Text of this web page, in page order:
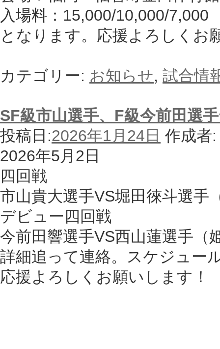
入場料：15,000/10,000/7,000
となります。応援よろしくお
カテゴリー: お知らせ, 試合情
SF級市山選手、F級今前田選
投稿日:2026年1月24日 作成者:
2026年5月2日
四回戦
市山貴大選手VS堀田徠斗選手
デビュー四回戦
今前田響選手VS西山蓮選手（
詳細追って連絡。スケジュー
応援よろしくお願いします！